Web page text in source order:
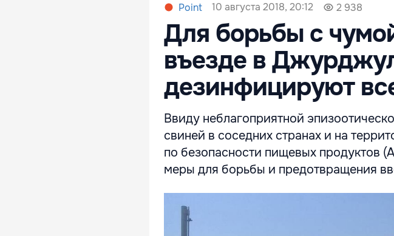
Point 10 августа 2018, 20:12 2 938
Для борьбы с
въезде в
дезинфицируют
Ввиду неблагоприятной
свиней в соседних странах и на
по безопасности пищевых продуктов
меры для борьбы и предотвращения